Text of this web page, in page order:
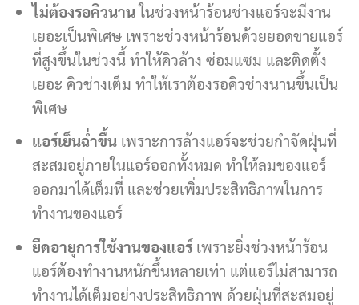
ไม่ต้องรอคิวนานในช่วงหน้าร้อนช่างแอร์จะมีงาน
เยอะเป็นพิเศษ เพราะช่วงหน้าร้อนด้วยยอดขายแอร์
ที่สูงขึ้นในช่วงนี้ ทำให้คิวล้าง ซ่อมแซม และติดตั้ง
เยอะ คิวช่างเต็ม ทำให้เราต้องรอคิวช่างนานขึ้นเป็น
พิเศษ
แอร์เย็นฉ่ำขึ้นเพราะการล้างแอร์จะช่วยกำจัดฝุ่นที่
สะสมอยู่ภายในแอร์ออกทั้งหมด ทำให้ลมของแอร์
ออกมาได้เต็มที่ และช่วยเพิ่มประสิทธิภาพในการ
ทำงานของแอร์
ยืดอายุการใช้งานของแอร์เพราะยิ่งช่วงหน้าร้อน
แอร์ต้องทำงานหนักขึ้นหลายเท่า แต่แอร์ไม่สามารถ
ทำงานได้เต็มอย่างประสิทธิภาพ ด้วยฝุ่นที่สะสมอยู่